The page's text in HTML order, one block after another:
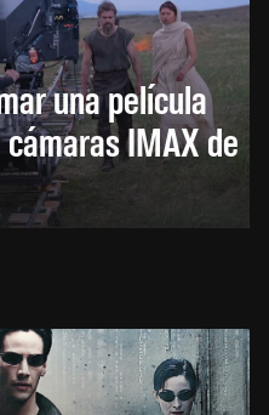
una película
IMAX de